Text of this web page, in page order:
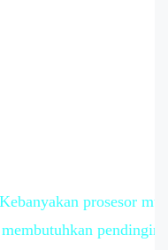
Kebanyakan prosesor
pendingin